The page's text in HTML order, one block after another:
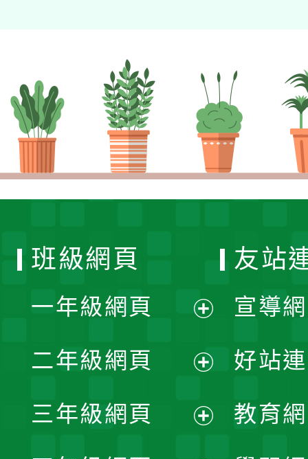
班級網頁
一年級網頁
開
選
二年級網頁
開
三年級網頁
友站
宣導
好站
教育